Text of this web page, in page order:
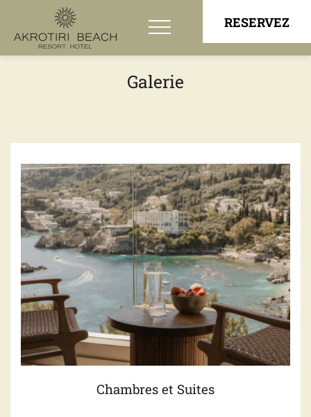
Private Deck Rooms with Jacuzzi
Family Rooms
“Panorama” Suite
Restaurants et Bars
Expériences
Offres
Emplacement
Galerie
RESERVEZ
Galerie
Chambres et Suites